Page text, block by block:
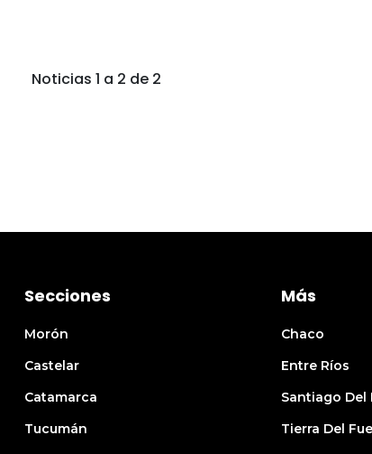
Noticias 1 a 2 de 2
Secciones
Morón
Castelar
Catamarca
Tucumán
Más
Chaco
Entre Ríos
Santiago Del
Tierra Del